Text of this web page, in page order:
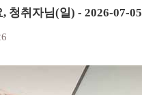
청취자님(일) - 2026-07-05